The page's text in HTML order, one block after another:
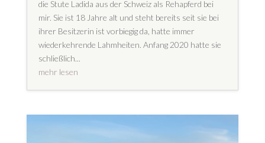
die Stute Ladida aus der Schweiz als Rehapferd bei
mir. Sie ist 18 Jahre alt und steht bereits seit sie bei
ihrer Besitzerin ist vorbiegig da, hatte immer
wiederkehrende Lahmheiten. Anfang 2020 hatte sie
schließlich...
mehr lesen